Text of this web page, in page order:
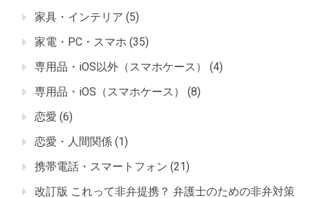
家具・インテリア (5)
家電・PC・スマホ (35)
専用品・iOS以外（スマホケース）
(4)
専用品・iOS（スマホケース）
(8)
恋愛 (6)
恋愛・人間関係 (1)
携帯電話・スマートフォン (21)
改訂版 これって非弁提携？ 弁護士のための非弁対策